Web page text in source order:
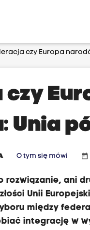
czy Europa
czy
Unia
O tym się mówi date_range
rozwiązanie, ani
Unii
między
integrację w